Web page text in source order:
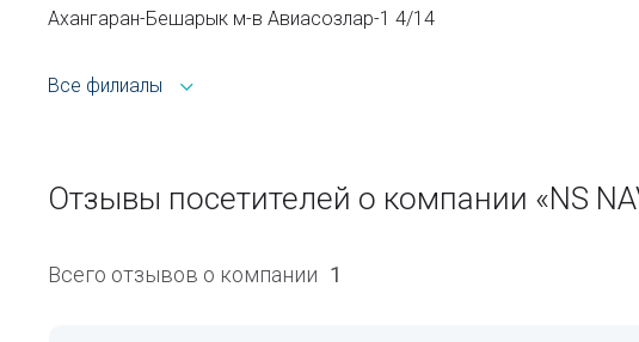
Ахангаран-Бешарык м-в Авиасозлар-1 4/14
Все филиалы
Отзывы посетителей о компании «NS
Всего отзывов о компании 1